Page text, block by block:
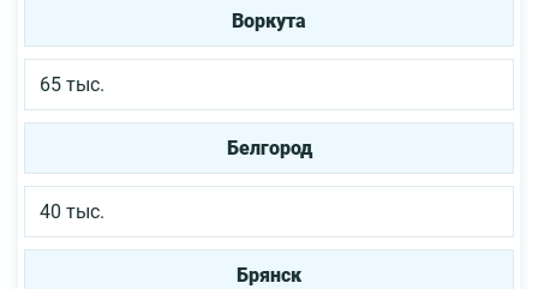
Воркута
65 тыс.
Белгород
40 тыс.
Брянск